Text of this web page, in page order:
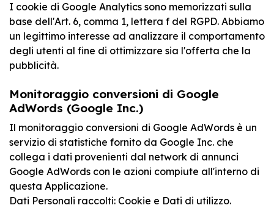
I cookie di Google Analytics sono memorizzati sulla
base dell'Art. 6, comma 1, lettera f del RGPD. Abbiamo
un legittimo interesse ad analizzare il comportamento
degli utenti al fine di ottimizzare sia l'offerta che la
pubblicità.
Monitoraggio conversioni di Google
AdWords (Google Inc.)
Il monitoraggio conversioni di Google AdWords è un
servizio di statistiche fornito da Google Inc. che
collega i dati provenienti dal network di annunci
Google AdWords con le azioni compiute all'interno di
questa Applicazione.
Dati Personali raccolti: Cookie e Dati di utilizzo.